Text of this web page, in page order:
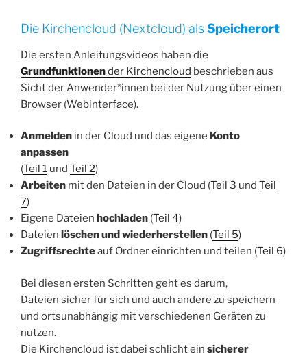
Die Kirchencloud (Nextcloud) alsSpeicherort
Die ersten Anleitungsvideos haben die
Grundfunktionender Kirchencloud beschrieben aus
Sicht der Anwender*innen bei der Nutzung über einen
Browser (Webinterface).
Anmelden in der Cloud und das eigene Konto
anpassen
(Teil 1 und Teil 2)
Arbeiten mit den Dateien in der Cloud (Teil 3 und Teil
7)
Eigene Dateien hochladen (Teil 4)
Dateien löschen und wiederherstellen (Teil 5)
Zugriffsrechteauf Ordner einrichten und teilen (Teil 6)
Bei diesen ersten Schritten geht es darum,
Dateien sicher für sich und auch andere zu speichern
und ortsunabhängig mit verschiedenen Geräten zu
nutzen.
Die Kirchencloud ist dabei schlicht ein sicherer